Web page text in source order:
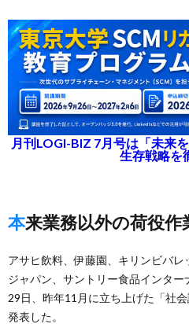
月刊LOGI-BIZ 7月号は「未来
生存戦略を
本来業務以外の荷役
アサヒ飲料、伊藤園、キリンビバ
ジャパン、サントリー食品インタ
29日、昨年11月に立ち上げた「社
発表した。